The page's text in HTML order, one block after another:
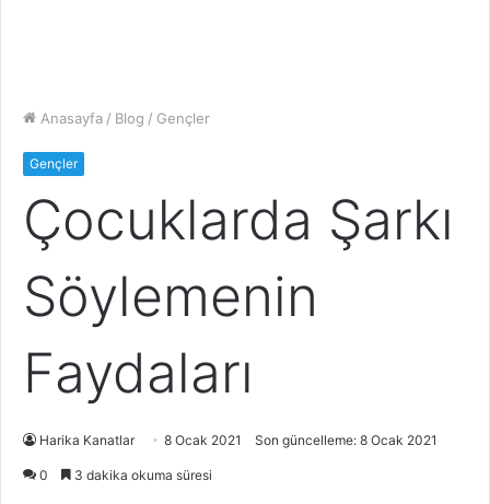
Anasayfa / Blog / Gençler
Gençler
Çocuklarda Şarkı
Söylemenin
Faydaları
Harika Kanatlar 8 Ocak 2021 Son güncelleme: 8 Ocak 2021
0 3 dakika okuma süresi